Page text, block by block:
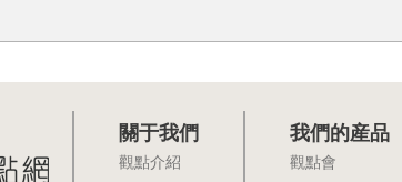
關于我們
觀點介紹
我們的産品
觀點會